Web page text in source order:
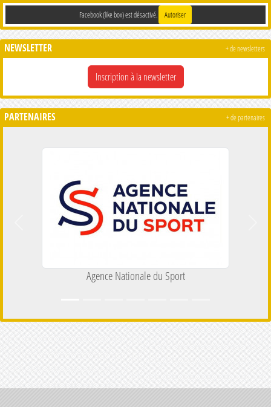
Facebook (like box) est désactivé. Autoriser
NEWSLETTER
Inscription à la newsletter
+ de newsletters
PARTENAIRES
Agence Nationale du Sport
+ de partenaires